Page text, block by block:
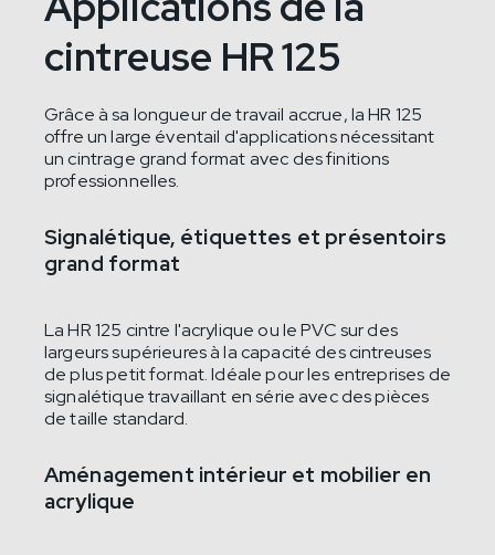
cintreuse HR 125
Grâce à sa longueur de travail accrue, la HR 125
offre un large éventail d'applications nécessitant
un cintrage grand format avec des finitions
professionnelles.
Signalétique, étiquettes et présentoirs
grand format
La HR 125 cintre l'acrylique ou le PVC sur des
largeurs supérieures à la capacité des cintreuses
de plus petit format. Idéale pour les entreprises de
signalétique travaillant en série avec des pièces
de taille standard.
Aménagement intérieur et mobilier en
acrylique